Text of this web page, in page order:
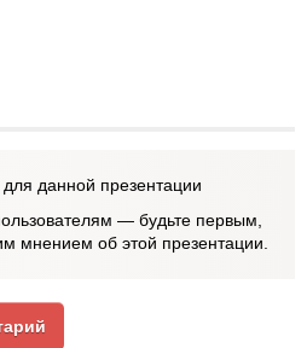
данной презентации
— будьте первым,
мнением об этой презентации.